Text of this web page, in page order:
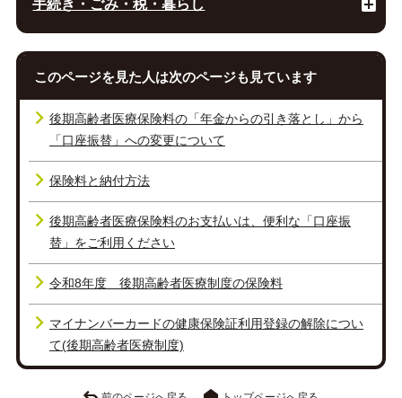
このページを見た人は次のページも見ています
後期高齢者医療保険料の「年金からの引き落とし」から
「口座振替」への変更について
保険料と納付方法
後期高齢者医療保険料のお支払いは、便利な「口座振
替」をご利用ください
令和8年度 後期高齢者医療制度の保険料
マイナンバーカードの健康保険証利用登録の解除につい
て(後期高齢者医療制度)